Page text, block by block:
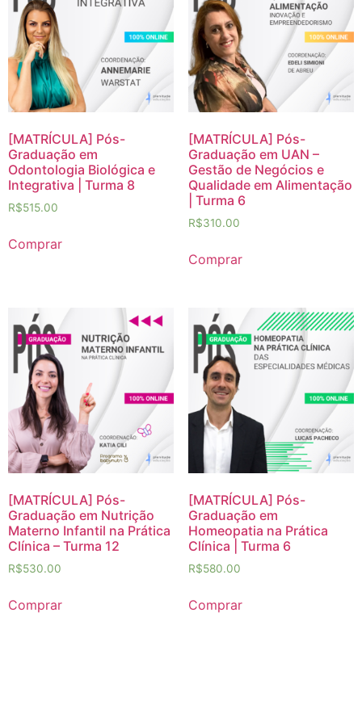
[MATRÍCULA] Pós-
Graduação em
Odontologia Biológica e
Integrativa | Turma 8
R$515.00
Comprar
[MATRÍCULA] Pós-
Graduação em UAN –
Gestão de Negócios e
Qualidade em Alimentação
| Turma 6
R$310.00
Comprar
[MATRÍCULA] Pós-
Graduação em Nutrição
Materno Infantil na Prática
Clínica – Turma 12
R$530.00
Comprar
[MATRÍCULA] Pós-
Graduação em
Homeopatia na Prática
Clínica | Turma 6
R$580.00
Comprar